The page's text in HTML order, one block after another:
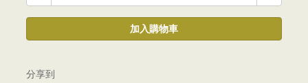
加入購物車
分享到